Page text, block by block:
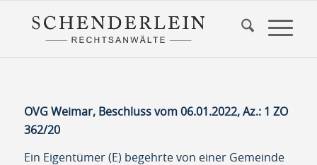
OVG Weimar, Beschluss vom 06.01.2022, Az.: 1 ZO
362/20
Ein Eigentümer (E) begehrte von einer Gemeinde